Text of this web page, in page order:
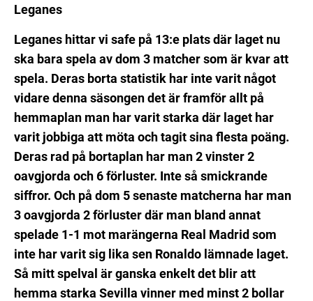
Leganes
Leganes hittar vi safe på 13:e plats där laget nu
ska bara spela av dom 3 matcher som är kvar att
spela. Deras borta statistik har inte varit något
vidare denna säsongen det är framför allt på
hemmaplan man har varit starka där laget har
varit jobbiga att möta och tagit sina flesta poäng.
Deras rad på bortaplan har man 2 vinster 2
oavgjorda och 6 förluster. Inte så smickrande
siffror. Och på dom 5 senaste matcherna har man
3 oavgjorda 2 förluster där man bland annat
spelade 1-1 mot marängerna Real Madrid som
inte har varit sig lika sen Ronaldo lämnade laget.
Så mitt spelval är ganska enkelt det blir att
hemma starka Sevilla vinner med minst 2 bollar